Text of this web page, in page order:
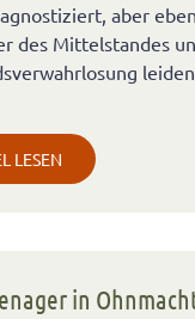
aber
des Mittelstandes
LESEN
in